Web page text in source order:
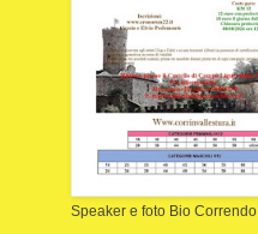
Speaker e foto Bio Correndo